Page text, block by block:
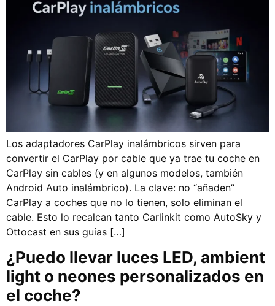
Los adaptadores CarPlay inalámbricos sirven para
convertir el CarPlay por cable que ya trae tu coche en
CarPlay sin cables (y en algunos modelos, también
Android Auto inalámbrico). La clave: no “añaden”
CarPlay a coches que no lo tienen, solo eliminan el
cable. Esto lo recalcan tanto Carlinkit como AutoSky y
Ottocast en sus guías […]
¿Puedo llevar luces LED, ambient
light o neones personalizados en
el coche?